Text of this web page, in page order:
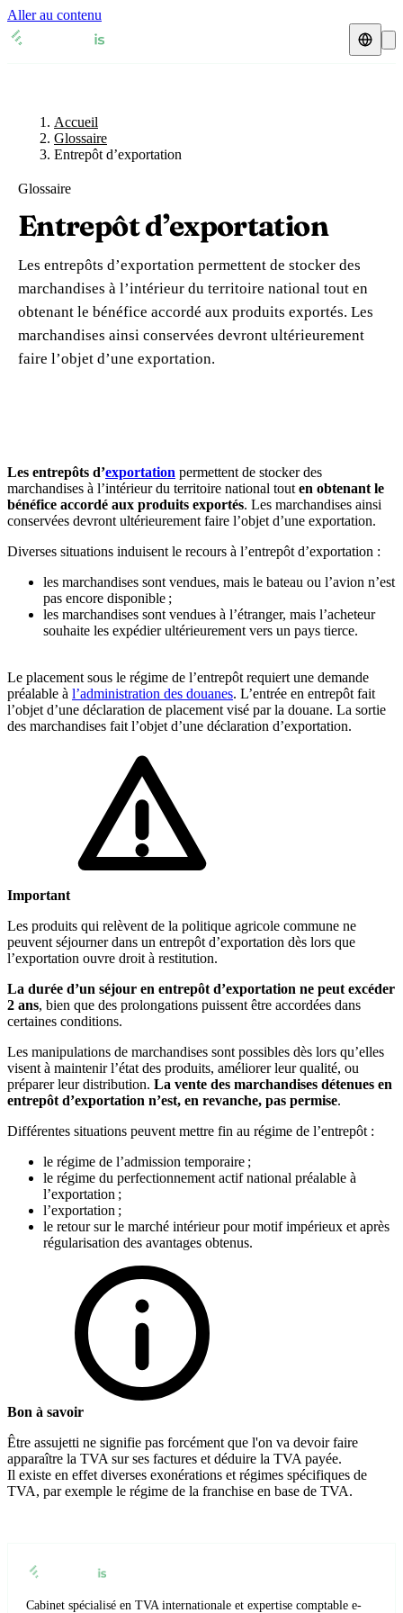
Aller au contenu
🇫🇷 France
🇬🇧 Royaume-Uni
🇧🇪 Belgique
🇩🇪 Allemagne
🇮🇹 Italie
🇳🇴 Norvège
Voir tous les pays
Amazon
Fiches TVA
🇫🇷 France
🇬🇧
🇨🇭 Suisse
🇧🇪
🇩🇪Allemagne
🇮🇹 Italie
🇳🇱 Pays-Bas
Toutes les fiches pays
Expert-comptable
Expert-comptable e-commerce
Expert-comptable Amazon
Ressources & Blog
Blog
Glossaire
Vérifier un n° TVA
Calculateur de TVA
Accueil
Glossaire
Entrepôt d’exportation
Glossaire
Entrepôt d’exportation
Les entrepôts d’exportation permettent de stocker des
marchandises à l’intérieur du territoire national tout en
obtenant le bénéfice accordé aux produits exportés. Les
marchandises ainsi conservées devront ultérieurement
faire l’objet d’une exportation.
Les entrepôts d’exportation permettent de stocker des
marchandises à l’intérieur du territoire national tout en obtenant le
bénéfice accordé aux produits exportés. Les marchandises ainsi
conservées devront ultérieurement faire l’objet d’une exportation.
Diverses situations induisent le recours à l’entrepôt d’exportation :
les marchandises sont vendues, mais le bateau ou l’avion n’est
pas encore disponible ;
les marchandises sont vendues à l’étranger, mais l’acheteur
souhaite les expédier ultérieurement vers un pays tierce.
Le placement sous le régime de l’entrepôt requiert une demande
préalable à l’administration des douanes. L’entrée en entrepôt fait
l’objet d’une déclaration de placement visé par la douane. La sortie
des marchandises fait l’objet d’une déclaration d’exportation.
Important
Les produits qui relèvent de la politique agricole commune ne
peuvent séjourner dans un entrepôt d’exportation dès lors que
l’exportation ouvre droit à restitution.
La durée d’un séjour en entrepôt d’exportation ne peut excéder
2 ans, bien que des prolongations puissent être accordées dans
certaines conditions.
Les manipulations de marchandises sont possibles dès lors qu’elles
visent à maintenir l’état des produits, améliorer leur qualité, ou
préparer leur distribution. La vente des marchandises détenues en
entrepôt d’exportation n’est, en revanche, pas permise.
Différentes situations peuvent mettre fin au régime de l’entrepôt :
le régime de l’admission temporaire ;
le régime du perfectionnement actif national préalable à
l’exportation ;
l’exportation ;
le retour sur le marché intérieur pour motif impérieux et après
régularisation des avantages obtenus.
Bon à savoir
Être assujetti ne signifie pas forcément que l'on va devoir faire
apparaître la TVA sur ses factures et déduire la TVA payée.
Il existe en effet diverses exonérations et régimes spécifiques de
TVA, par exemple le régime de la franchise en base de TVA.
Cabinet spécialisé en TVA internationale et expertise comptable e-